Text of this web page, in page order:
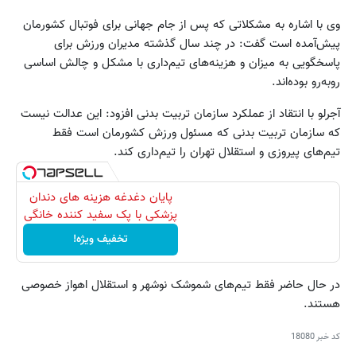
وی‌ با اشاره‌ به‌ مشکلاتی‌ که‌ پس‌ از جام‌ جهانی‌ برای‌ فوتبال‌ کشورمان‌
پیش‌‌آمده‌ است‌ گفت‌:‌ در چند سال‌ گذشته‌ مدیران‌ ورزش‌ برای‌
پاسخگویی‌ به‌ میزان‌ و هزینه‌های‌ تیم‌‌داری‌ با مشکل‌ و چالش‌ اساسی‌
روبه‌رو بوده‌اند.
آجرلو با انتقاد از عملکرد سازمان‌ تربیت‌ بدنی‌ افزود:‌ این‌ عدالت‌ نیست‌
که‌ سازمان‌ تربیت‌ بدنی‌ که‌ مسئول‌ ورزش‌ کشورمان‌ است‌ فقط
تیم‌‌های‌ پیروزی‌ و استقلال‌ تهران‌ را تیم‌داری‌ کند‌.
پایان دغدغه هزینه های دندان
پزشکی با پک سفید کننده خانگی
تخفیف ویژه!
در حال حاضر فقط تیم‌‌های‌ شموشک‌ نوشهر و استقلال‌ اهواز خصوصی‌
هستند‌.
کد خبر18080